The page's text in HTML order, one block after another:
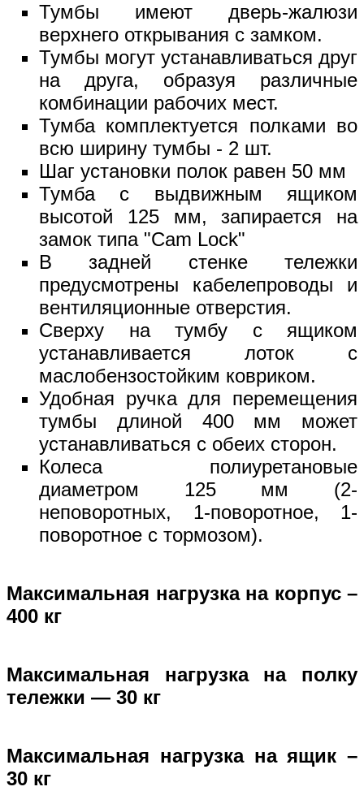
Тумбы имеют дверь-жалюзи
верхнего открывания с замком.
Тумбы могут устанавливаться друг
на друга, образуя различные
комбинации рабочих мест.
Тумба комплектуется полками во
всю ширину тумбы - 2 шт.
Шаг установки полок равен 50 мм
Тумба с выдвижным ящиком
высотой 125 мм, запирается на
замок типа "Cam Lock"
В задней стенке тележки
предусмотрены кабелепроводы и
вентиляционные отверстия.
Сверху на тумбу с ящиком
устанавливается лоток с
маслобензостойким ковриком.
Удобная ручка для перемещения
тумбы длиной 400 мм может
устанавливаться с обеих сторон.
Колеса полиуретановые
диаметром 125 мм (2-
неповоротных, 1-поворотное, 1-
поворотное с тормозом).
Максимальная нагрузка на корпус –
400 кг
Максимальная нагрузка на полку
тележки — 30 кг
Максимальная нагрузка на ящик –
30 кг